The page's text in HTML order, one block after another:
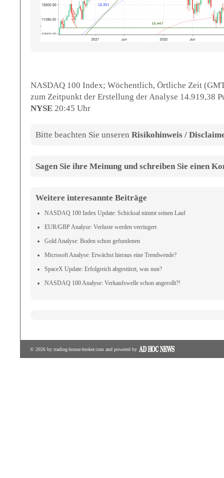
NASDAQ 100 Index; Wöchentlich, Örtliche Zeit
zum Zeitpunkt der Erstellung der Analyse 14.919,38
NYSE 20:45 Uhr
Bitte beachten Sie unseren Risikohinweis /
Sagen Sie ihre Meinung und schreiben Sie einen
Weitere interesannte Beiträge
NASDAQ 100 Index Update: Schicksal nimmt seinen Lauf
EUR/GBP Analyse: Verluste werden verringert
Gold Analyse: Boden schon gefundenen
Microsoft Analyse: Erwächst hieraus eine Trendwende?
SpaceX Update: Erfolgreich abgestürzt, was nun?
NASDAQ 100 Analyse: Verkaufswelle schon angerollt?!
© 2026 by trading-house-broker.com and powered by